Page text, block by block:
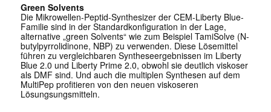
Green Solvents
Die Mikrowellen-Peptid-Synthesizer der CEM-Liberty Blue-
Familie sind in der Standardkonfiguration in der Lage,
alternative „green Solvents“ wie zum Beispiel TamiSolve (N-
butylpyrrolidinone, NBP) zu verwenden. Diese Lösemittel
führen zu vergleichbaren Syntheseergebnissen im Liberty
Blue 2.0 und Liberty Prime 2.0, obwohl sie deutlich viskoser
als DMF sind. Und auch die multiplen Synthesen auf dem
MultiPep profitieren von den neuen viskoseren
Lösungsungsmitteln.